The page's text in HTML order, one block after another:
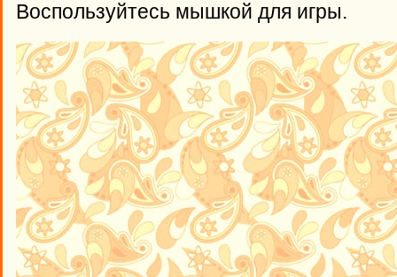
Воспользуйтесь мышкой для игры.